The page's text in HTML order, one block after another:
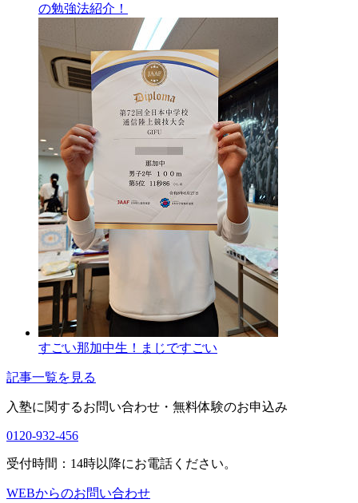
の勉強法紹介！
すごい那加中生！まじですごい
記事一覧を見る
入塾に関するお問い合わせ・ 無料体験のお申込み
0120-932-456
受付時間：14時以降にお電話ください。
WEBからのお問い合わせ